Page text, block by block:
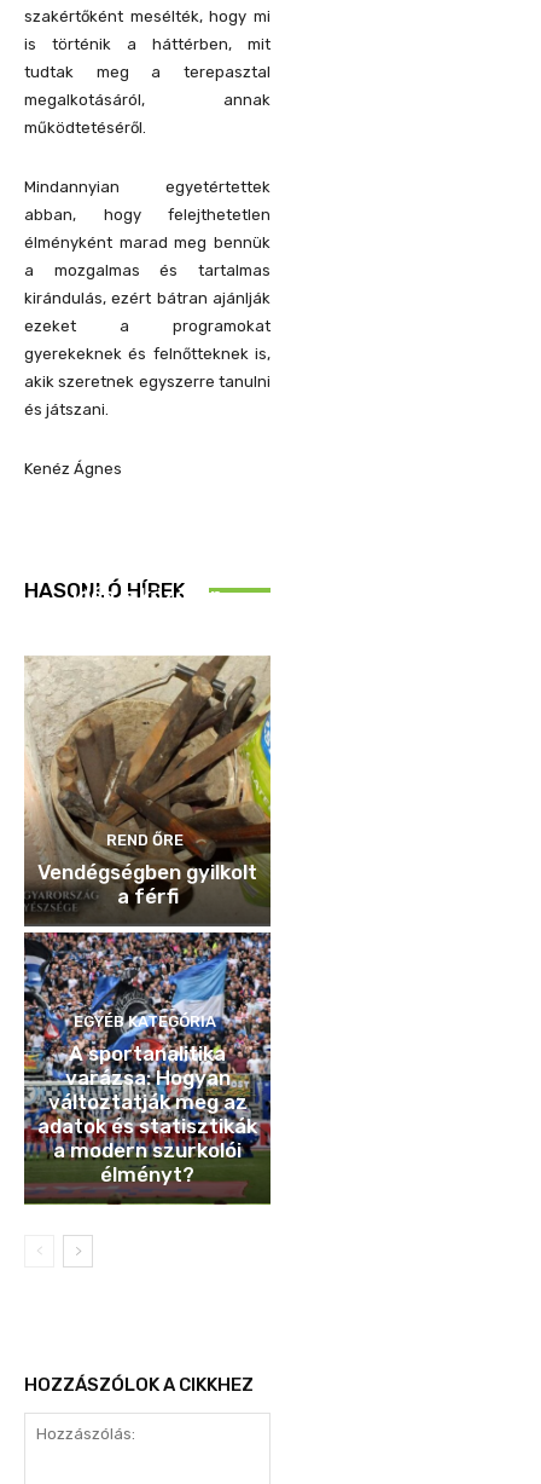
szakértőként mesélték, hogy mi
is történik a háttérben, mit
tudtak meg a terepasztal
megalkotásáról, annak
működtetéséről.
Mindannyian egyetértettek
abban, hogy felejthetetlen
élményként marad meg bennük
a mozgalmas és tartalmas
kirándulás, ezért bátran ajánlják
ezeket a programokat
gyerekeknek és felnőtteknek is,
akik szeretnek egyszerre tanulni
és játszani.
Kenéz Ágnes
HASONLÓ HÍREK
Idén is közösen
REND ŐRE
Vendégségben gyilkolt
a férfi
EGYÉB KATEGÓRIA
A sportanalitika
varázsa: Hogyan
változtatják meg az
adatok és statisztikák
a modern szurkolói
élményt?
HOZZÁSZÓLOK A CIKKHEZ